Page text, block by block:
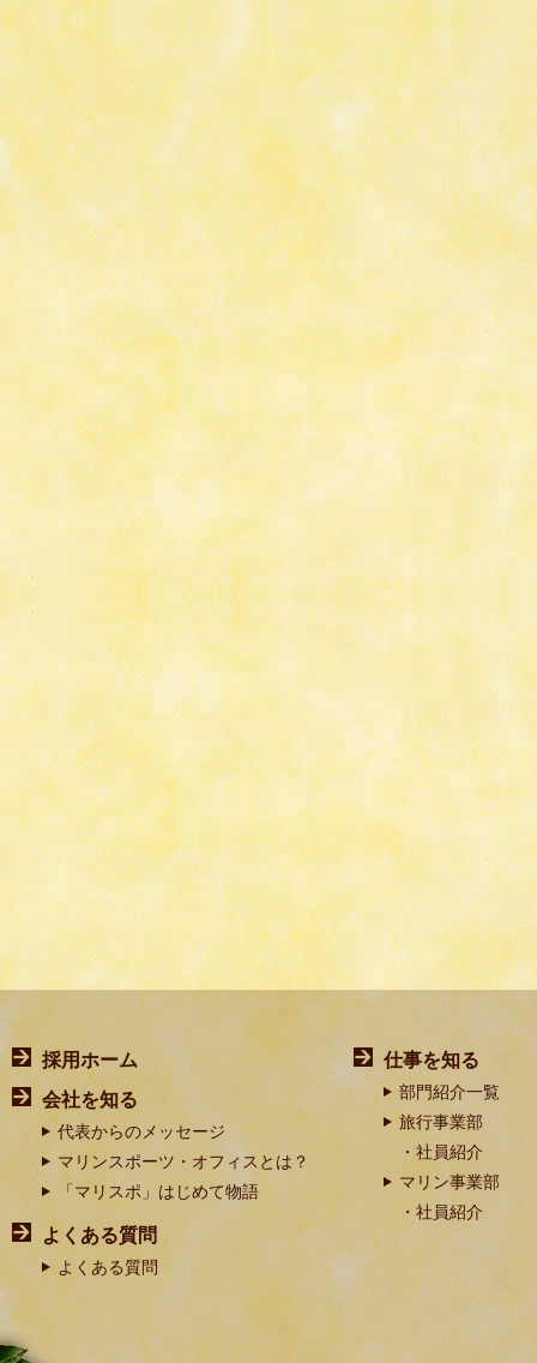
採用ホーム
会社を知る
代表からのメッセージ
マリンスポーツ・オフィスとは？
「マリスポ」はじめて物語
よくある質問
よくある質問
仕事を知る
部門紹介一覧
旅行事業部
社員紹介
マリン事業部
社員紹介